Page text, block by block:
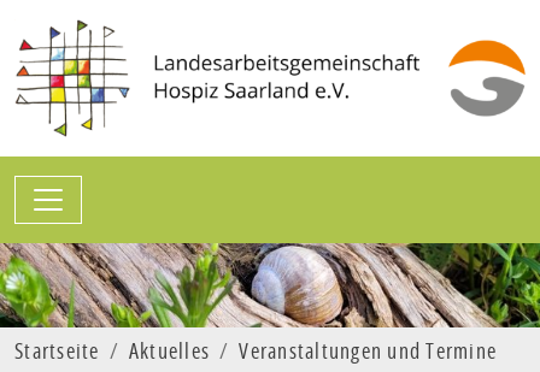
Sprungmarken
Zum Hauptinhalt springen
Startseite Aktuelles
Veranstaltungen und Termine